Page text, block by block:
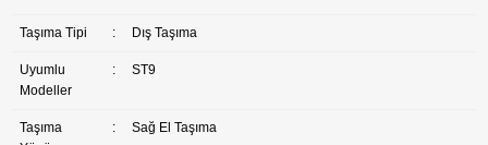
Taşıma Tipi : Dış Taşıma
Uyumlu
Modeller
: ST9
Taşıma
: Sağ El Taşıma